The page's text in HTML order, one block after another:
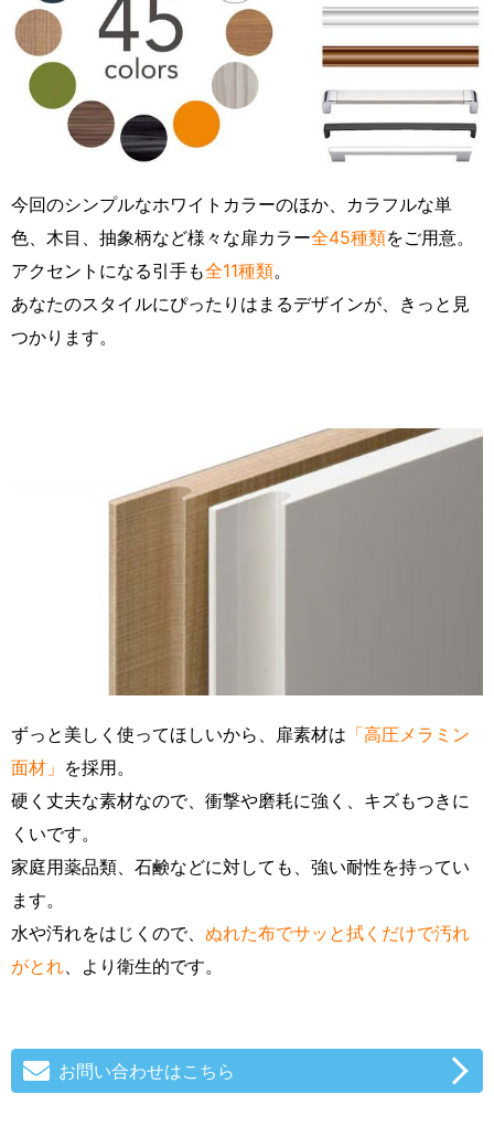
今回のシンプルなホワイトカラーのほか、カラフルな単
色、木目、抽象柄など様々な扉カラー全45種類をご用意。
アクセントになる引手も全11種類。
あなたのスタイルにぴったりはまるデザインが、きっと見
つかります。
ずっと美しく使ってほしいから、扉素材は 「高圧メラミン
面材」 を採用。
硬く丈夫な素材なので、衝撃や磨耗に強く、キズもつきに
くいです。
家庭用薬品類、石鹸などに対しても、強い耐性を持ってい
ます。
水や汚れをはじくので、 ぬれた布でサッと拭くだけで汚れ
がとれ 、より衛生的です。
お問い合わせはこちら